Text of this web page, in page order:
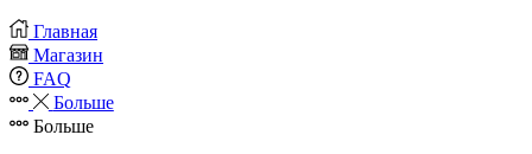
Главная
Магазин
FAQ
Больше
Больше